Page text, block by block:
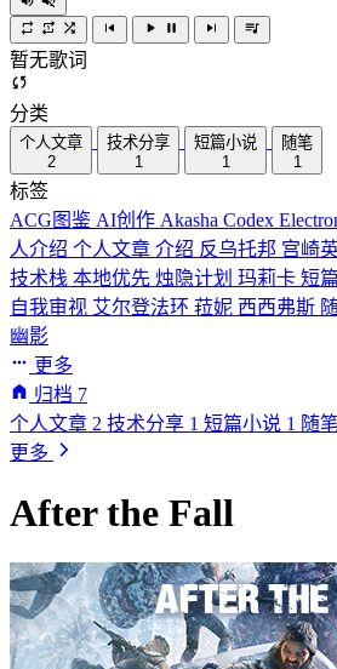
暂无歌词
分类
个人文章
2
技术分享
1
短篇小说
1
随笔
1
标签
ACG图鉴 AI创作 Akasha Codex
人介绍 个人文章 介绍 反乌托邦 宫崎
技术栈 本地优先 烛隐计划 玛莉卡 短
自我审视 艾尔登法环 菈妮 西西弗斯
幽影
更多
归档 7
个人文章 2 技术分享 1 短篇小说 1 随笔
更多
After the Fall